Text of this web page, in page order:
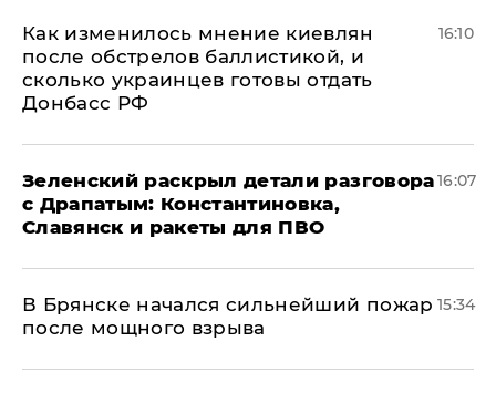
Как изменилось мнение киевлян
после обстрелов баллистикой, и
сколько украинцев готовы отдать
Донбасс РФ
16:10
​Зеленский раскрыл детали разговора
с Драпатым: Константиновка,
Славянск и ракеты для ПВО
16:07
В Брянске начался сильнейший пожар
после мощного взрыва
15:34